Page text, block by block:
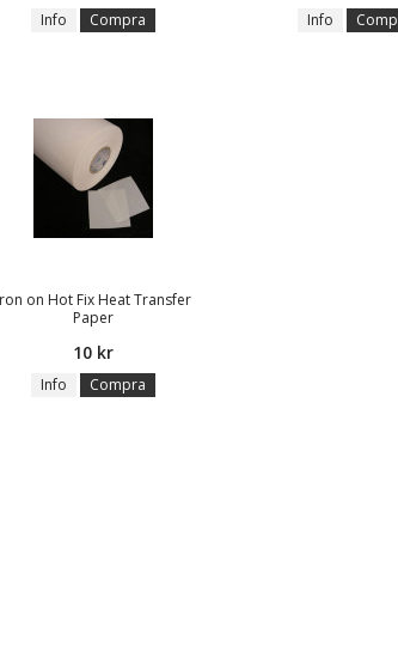
Info Compra Info
on Hot Fix Heat Transfer
Paper
10 kr
Info Compra